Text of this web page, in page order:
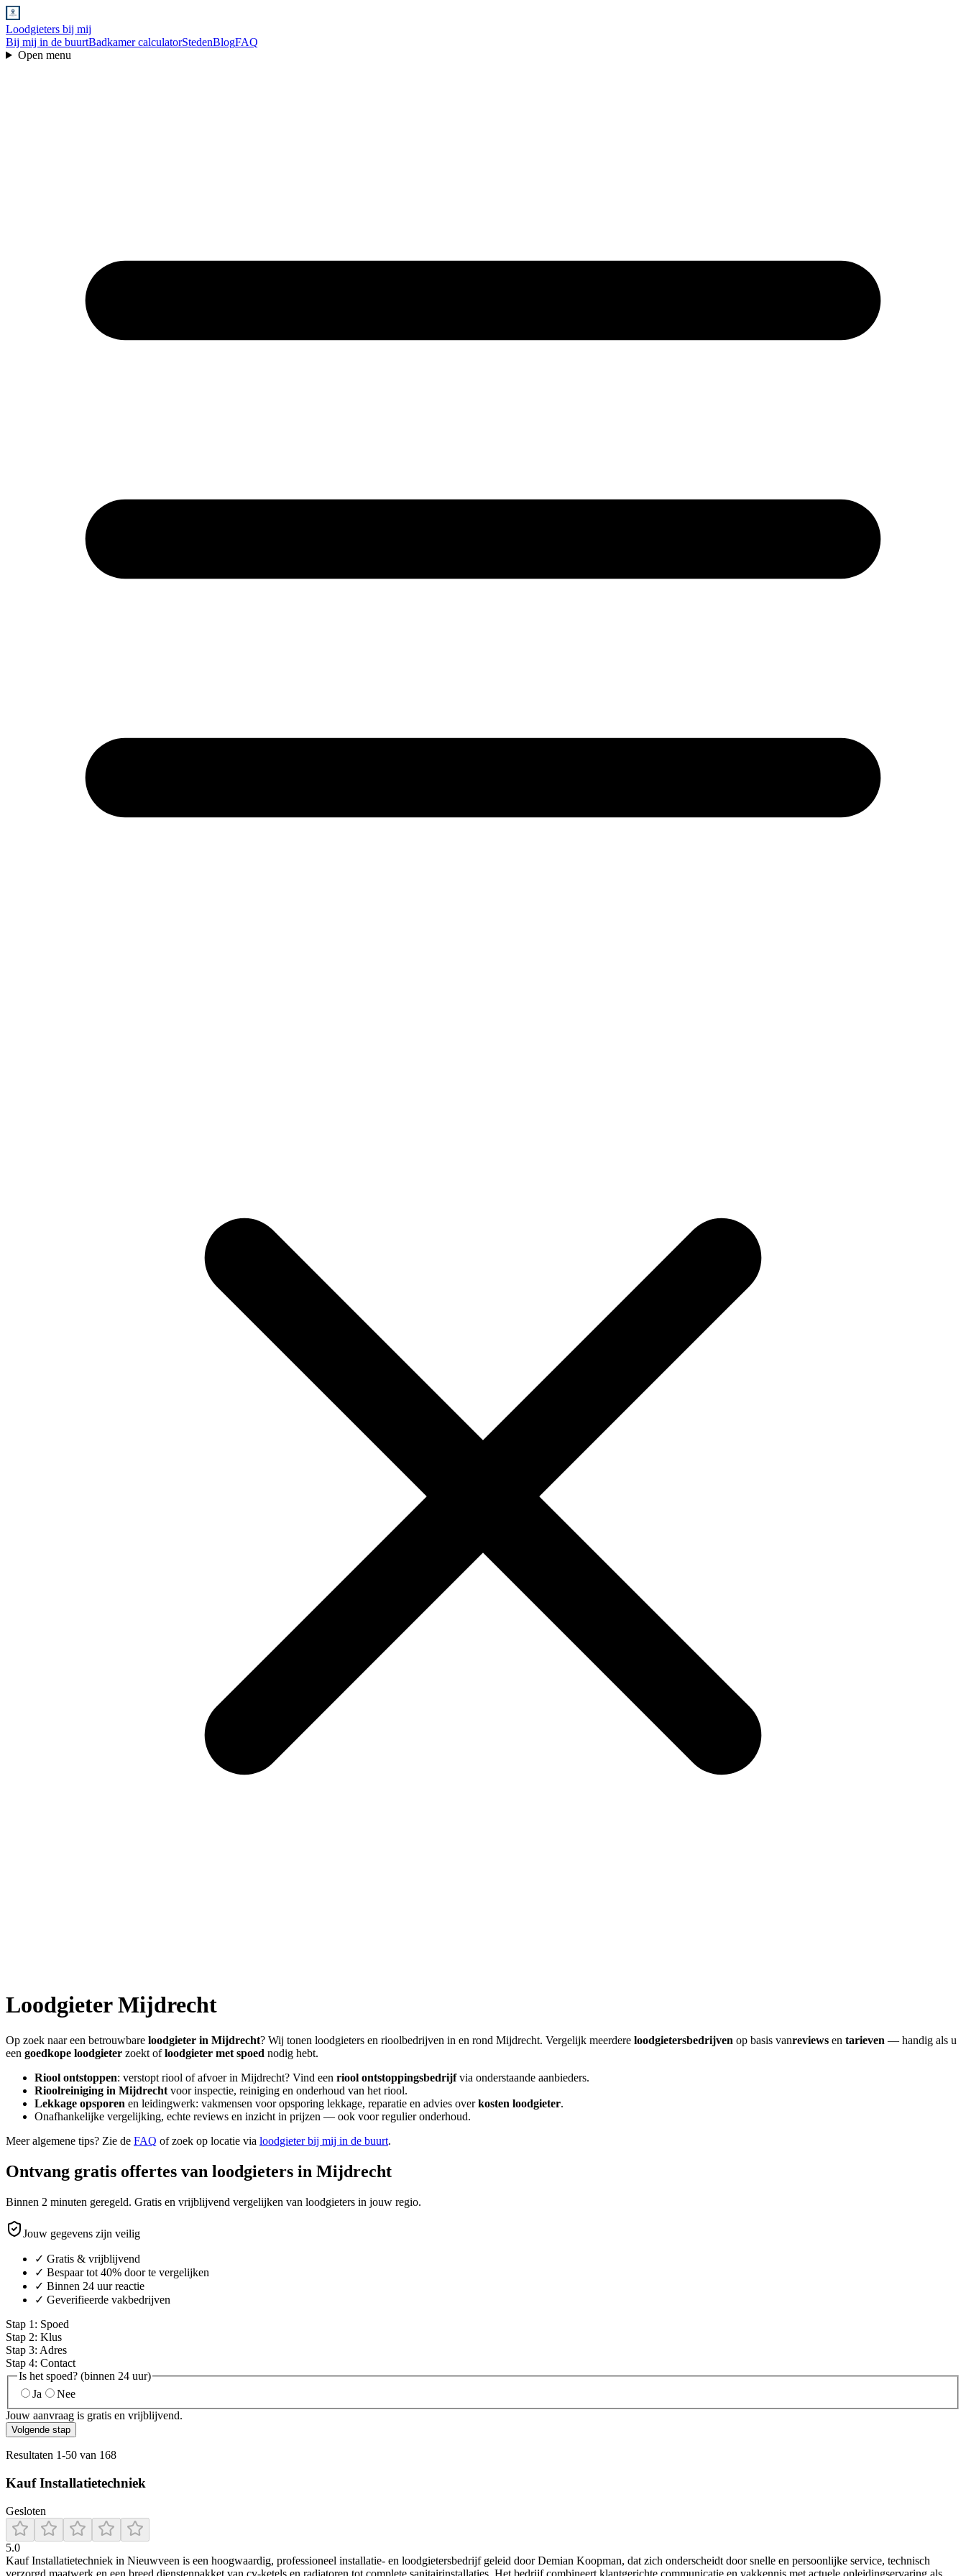
Loodgieters bij mij
Bij mij in de buurtBadkamer calculatorStedenBlogFAQ
Open menu
LoodgieterMijdrecht
Op zoek naar een betrouwbare loodgieter in Mijdrecht? Wij tonen loodgieters en rioolbedrijven in en rond Mijdrecht. Vergelijk meerdere loodgietersbedrijven op basis vanreviews en tarieven — handig als u
een goedkope loodgieter zoekt ofloodgieter met spoed nodig hebt.
Riool ontstoppen: verstopt riool of afvoer in Mijdrecht? Vind een riool ontstoppingsbedrijfvia onderstaande aanbieders.
Rioolreiniging in Mijdrecht voor inspectie, reiniging en onderhoud van het riool.
Lekkage opsporen en leidingwerk: vakmensen voor opsporing lekkage, reparatie en advies overkosten loodgieter.
Onafhankelijke vergelijking, echte reviews en inzicht in prijzen — ook voor regulier onderhoud.
Meer algemene tips? Zie de FAQ of zoek op locatie via loodgieter bij mij in de buurt.
Ontvang gratis offertes van loodgieters in Mijdrecht
Binnen 2 minuten geregeld. Gratis en vrijblijvend vergelijken van loodgieters in jouw regio.
Jouw gegevens zijn veilig
✓ Gratis & vrijblijvend
✓ Bespaar tot 40% door te vergelijken
✓ Binnen 24 uur reactie
✓ Geverifieerde vakbedrijven
Stap 1 : Spoed
Stap 2: Klus
Stap 3: Adres
Stap 4: Contact
Is het spoed? (binnen 24 uur)
Ja
Nee
Jouw aanvraag is gratis en vrijblijvend.
Volgende stap
Resultaten 1-50 van 168
Kauf Installatietechniek
Gesloten
5.0
Kauf Installatietechniek in Nieuwveen is een hoogwaardig, professioneel installatie- en loodgietersbedrijf geleid door Demian Koopman, dat zich onderscheidt door snelle en persoonlijke service, technisch
verzorgd maatwerk en een breed dienstenpakket van cv-ketels en radiatoren tot complete sanitairinstallaties. Het bedrijf combineert klantgerichte communicatie en vakkennis met actuele opleidingservaring als